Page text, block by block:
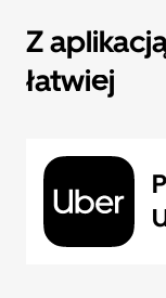
Z
łatwiej